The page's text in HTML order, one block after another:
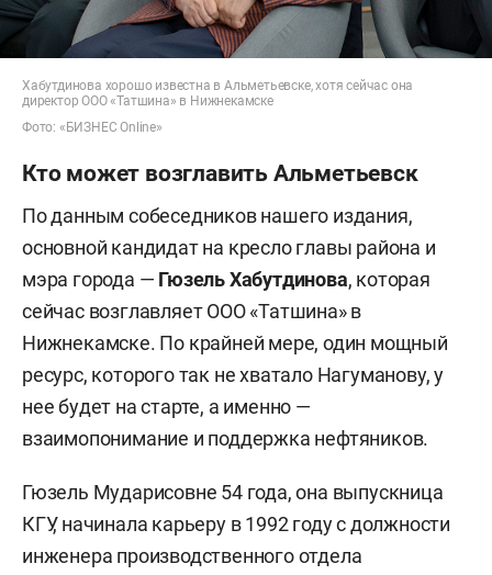
Хабутдинова хорошо известна в Альметьевске, хотя сейчас она
директор ООО «Татшина» в Нижнекамске
Фото: «БИЗНЕС Online»
Кто может возглавить Альметьевск
По данным собеседников нашего издания,
основной кандидат на кресло главы района и
мэра города — Гюзель Хабутдинова, которая
сейчас возглавляет ООО «Татшина» в
Нижнекамске. По крайней мере, один мощный
ресурс, которого так не хватало Нагуманову, у
нее будет на старте, а именно —
взаимопонимание и поддержка нефтяников.
Гюзель Мударисовне 54 года, она выпускница
КГУ, начинала карьеру в 1992 году с должности
инженера производственного отдела